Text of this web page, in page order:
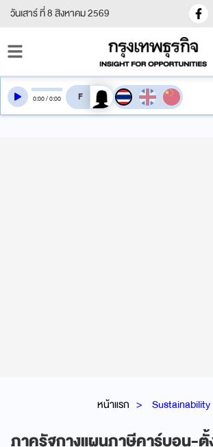
วันเสาร์ ที่ 8 สิงหาคม 2569
หน้าแรก Sustainability
ภาครัฐกางแผนภาษีคาร์บอน-
0:00/0:00 สลับเสียงอ่าน